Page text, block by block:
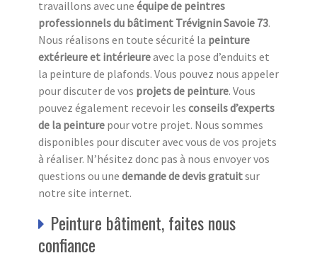
travaillons avec une équipe de peintres
professionnels du bâtiment Trévignin Savoie 73.
Nous réalisons en toute sécurité la peinture
extérieure et intérieureavec la pose d’enduits et
la peinture de plafonds. Vous pouvez nous appeler
pour discuter de vos projets de peinture. Vous
pouvez également recevoir les conseils d’experts
de la peinture pour votre projet. Nous sommes
disponibles pour discuter avec vous de vos projets
à réaliser. N’hésitez donc pas à nous envoyer vos
questions ou une demande de devis gratuitsur
notre site internet.
Peinture bâtiment, faites nous
confiance